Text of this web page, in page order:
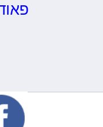
פאודה 2